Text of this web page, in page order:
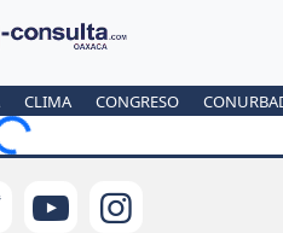
CLIMA CONGRESO